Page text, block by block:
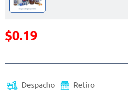
$0.19
Despacho Retiro